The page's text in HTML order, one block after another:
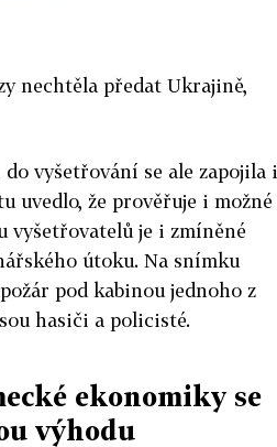
nechtěla předat Ukrajině,
vyšetřování se ale zapojila i
uvedlo, že prověřuje i možné
vyšetřovatelů je i zmíněné
útoku. Na snímku
pod kabinou jednoho z
hasiči a policisté.
ekonomiky se
výhodu